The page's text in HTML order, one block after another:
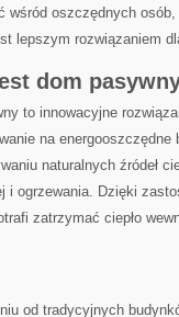
⁤wśród oszczędnych
lepszym​ rozwiązaniem
dom
to​ innowacyjne
na​ energooszczędne
naturalnych źródeł
i‌ ogrzewania.‌ Dzięki
zatrzymać ‌ciepło
od tradycyjnych